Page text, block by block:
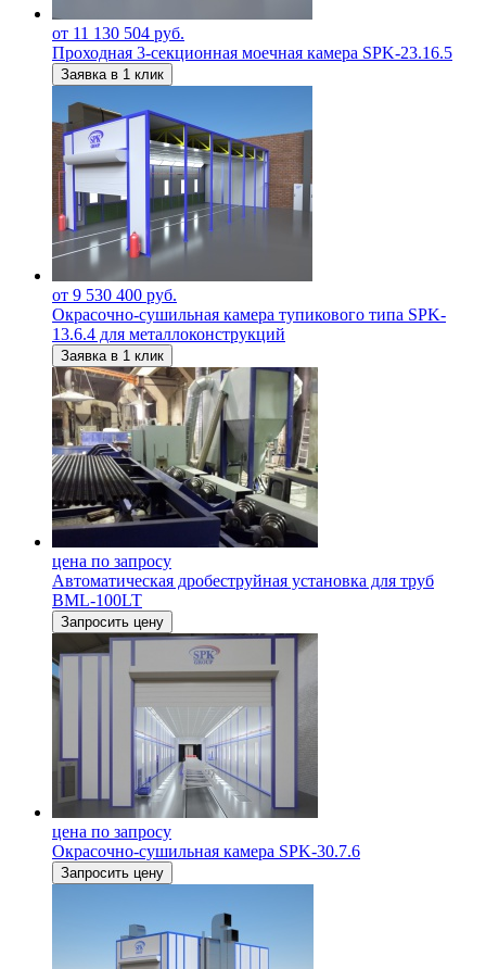
от 11 130 504 руб.
Проходная 3-секционная моечная камера SPK-23.16.5
Заявка в 1 клик
от 9 530 400 руб.
Окрасочно-сушильная камера тупикового типа SPK-
13.6.4 для металлоконструкций
Заявка в 1 клик
цена по запросу
Автоматическая дробеструйная установка для труб
BML-100LT
Запросить цену
цена по запросу
Окрасочно-сушильная камера SPK-30.7.6
Запросить цену